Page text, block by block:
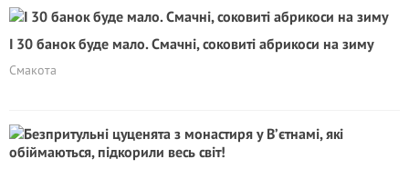
І 30 банок буде мало. Смачні, соковиті абрикоси на зиму
Смакота